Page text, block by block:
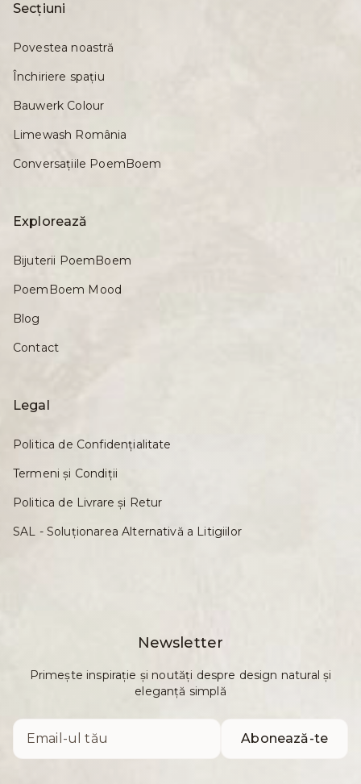
Secțiuni
Povestea noastră
Închiriere spațiu
Bauwerk Colour
Limewash România
Conversațiile PoemBoem
Explorează
Bijuterii PoemBoem
PoemBoem Mood
Blog
Contact
Legal
Politica de Confidențialitate
Termeni și Condiții
Politica de Livrare și Retur
SAL - Soluționarea Alternativă a Litigiilor
Newsletter
Primește inspirație și noutăți despre design natural și
eleganță simplă
Abonează-te